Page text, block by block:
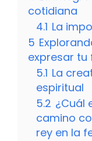
cotidiana
4.1 La
5
expresar tu
5.1 La
espiritual
5.2 ¿Cuál
camino
rey en la